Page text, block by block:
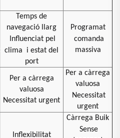
Temps de
navegació llarg
Influenciat pel
clima
i estat del
port
Programat
comanda
massiva
Per a càrrega
valuosa
Necessitat urgent
Per a càrrega
valuosa
Necessitat
urgent
Inflexibilitat
Càrrega Buik
Sense